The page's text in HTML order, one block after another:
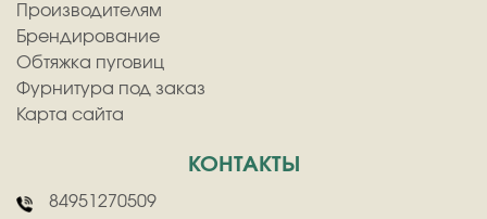
Производителям
Брендирование
Обтяжка пуговиц
Фурнитура под заказ
Карта сайта
КОНТАКТЫ
84951270509